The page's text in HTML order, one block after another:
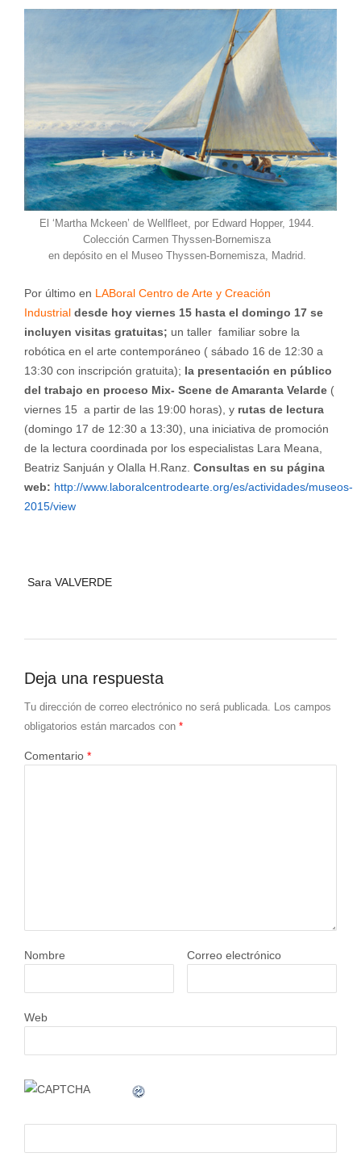
El ‘Martha Mckeen’ de Wellfleet, por Edward Hopper, 1944.
Colección Carmen Thyssen-Bornemisza
en depósito en el Museo Thyssen-Bornemisza, Madrid.
Por último en LABoral Centro de Arte y Creación
Industrial desde hoy viernes 15 hasta el domingo 17 se
incluyen visitas gratuitas; un taller familiar sobre la
robótica en el arte contemporáneo ( sábado 16 de 12:30 a
13:30 con inscripción gratuita); la presentación en público
del trabajo en proceso Mix- Scene de Amaranta Velarde(
viernes 15 a partir de las 19:00 horas), yrutas de lectura
(domingo 17 de 12:30 a 13:30), una iniciativa de promoción
de la lectura coordinada por los especialistas Lara Meana,
Beatriz Sanjuán y Olalla H.Ranz. Consultas en su página
web: http://www.laboralcentrodearte.org/es/actividades/museos-
2015/view
Sara VALVERDE
Deja una respuesta
Tu dirección de correo electrónico no será publicada. Los campos
obligatorios están marcados con *
Comentario *
Nombre Correo electrónico
Web